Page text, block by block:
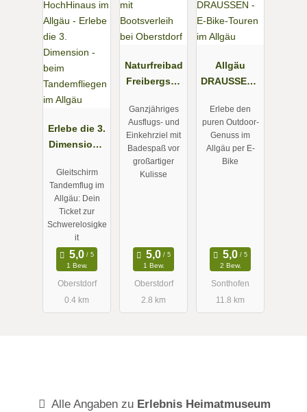
Erlebe die 3.
Dimension -
Tandemflieg
en im Allgäu
Gleitschirm
Tandemflug im
Allgäu: Dein
Ticket zur
Schwerelosigke
it
1 Bew.
Oberstdorf
0.4 km
Naturfreibad
Freibergsee
Bootsverleih
bei
Oberstdorf
Ganzjähriges
Ausflugs- und
Einkehrziel mit
Badespaß vor
großartiger
Kulisse
1 Bew.
Oberstdorf
2.8 km
Allgäu
DRAUSSEN -
Touren im
Allgäu
Erlebe den
puren Outdoor-
Genuss im
Allgäu per E-
Bike
2 Bew.
Sonthofen
11.8 km
Alle Angaben zu Erlebnis Heimatmuseum